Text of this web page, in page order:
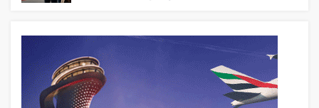
BookingAgora’dan Dubai’ye iki FAM Trip
8 saat önce